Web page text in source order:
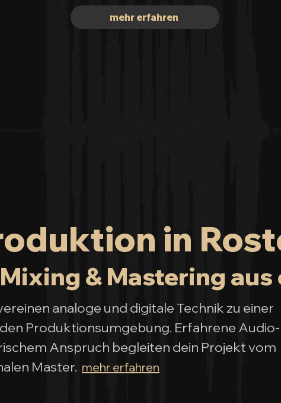
mehr erfahren
in
& Mastering aus
analoge und digitale Technik zu einer
Produktionsumgebung. Erfahrene Audio-
Anspruch begleiten dein Projekt vom
Master. mehr erfahren